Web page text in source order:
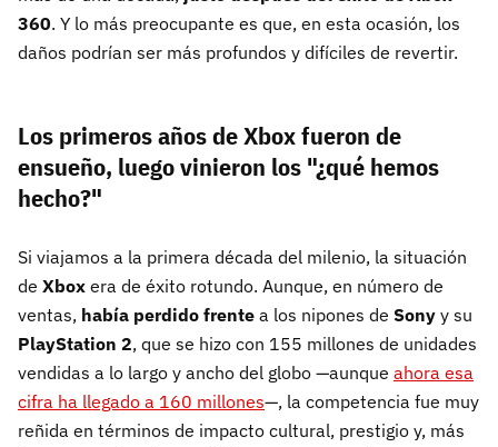
360. Y lo más preocupante es que, en esta ocasión, los
daños podrían ser más profundos y difíciles de revertir.
Los primeros años de Xbox fueron de
ensueño, luego vinieron los "¿qué hemos
hecho?"
Si viajamos a la primera década del milenio, la situación
de Xbox era de éxito rotundo. Aunque, en número de
ventas, había perdido frente a los nipones de Sony y su
PlayStation 2, que se hizo con 155 millones de unidades
vendidas a lo largo y ancho del globo —aunque ahora esa
cifra ha llegado a 160 millones—, la competencia fue muy
reñida en términos de impacto cultural, prestigio y, más